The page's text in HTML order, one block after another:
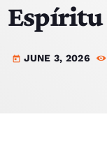
EKIPA
TOP 15
today JUNE 3, 2026